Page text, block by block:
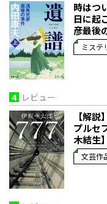
時はつ
日に起
彦最後
ミステ
4 レビュー
【解説
プルセ
木結生】
文芸作